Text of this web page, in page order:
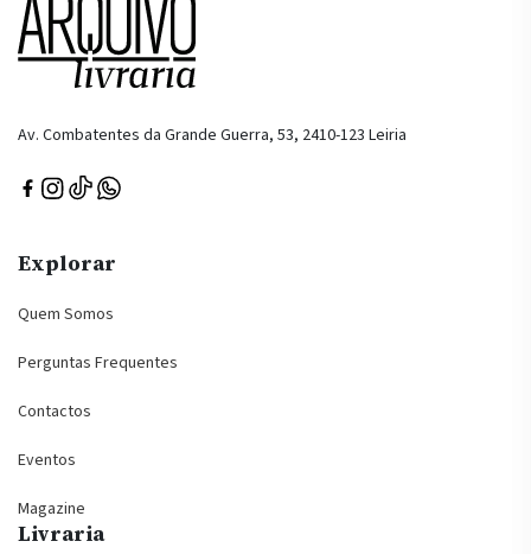
Av. Combatentes da Grande Guerra, 53, 2410-123 Leiria
Explorar
Quem Somos
Perguntas Frequentes
Contactos
Eventos
Magazine
Livraria